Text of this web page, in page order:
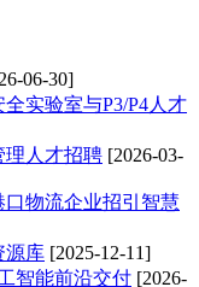
06-30]
实验室与P3/P4人才
理人才招聘 [2026-03-
物流企业招引智慧
源库 [2025-12-11]
智能前沿交付 [2026-